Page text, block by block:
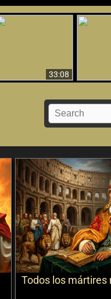
33:08
Todos los mártires